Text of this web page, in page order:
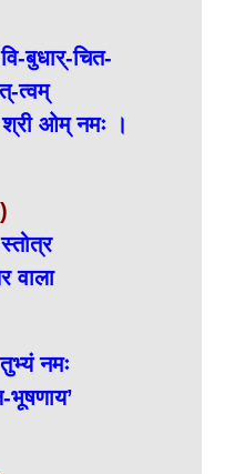
बुधार्-चित-
त्वम्
ओम् नमः ।
वाला
नमः
भूषणाय’